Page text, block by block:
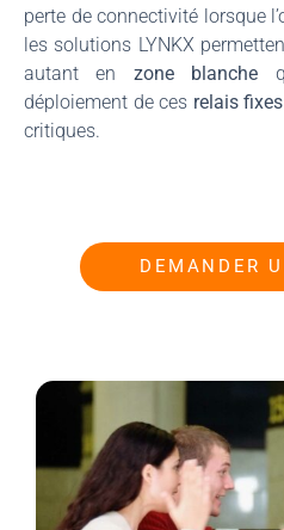
perte de connectivité lorsque
les solutions LYNKX
autant en zone blanche
déploiement de ces relais fixes
critiques.
DEMANDER